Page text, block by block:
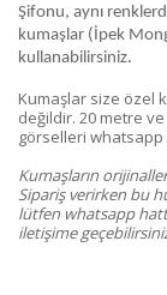
Şifonu, aynı
kumaşlar (İpek
kullanabilirsiniz.
Kumaşlar size özel
değildir. 20 metre ve
görselleri whatsapp
Kumaşların
Sipariş verirken bu
lütfen whatsapp
iletişime